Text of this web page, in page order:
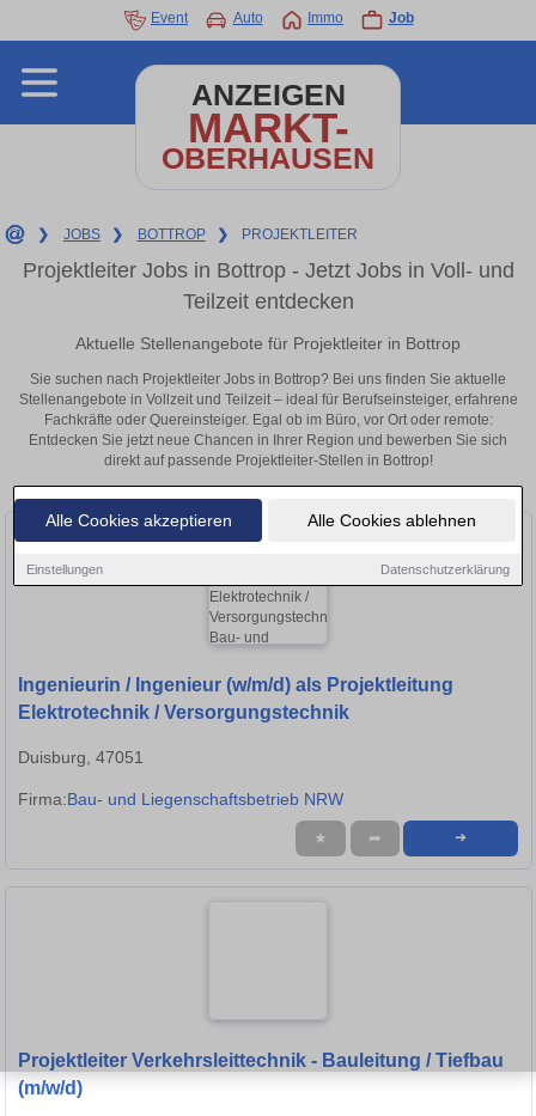
Alle Cookies akzeptieren Alle Cookies ablehnen
Einstellungen Datenschutzerklärung
Event Auto Immo Job
ANZEIGEN
MARKT-
OBERHAUSEN
❯ JOBS ❯ BOTTROP ❯ PROJEKTLEITER
Projektleiter Jobs in Bottrop - Jetzt Jobs in Voll- und
Teilzeit entdecken
Aktuelle Stellenangebote für Projektleiter in Bottrop
Sie suchen nach Projektleiter Jobs in Bottrop? Bei uns finden Sie aktuelle
Stellenangebote in Vollzeit und Teilzeit – ideal für Berufseinsteiger, erfahrene
Fachkräfte oder Quereinsteiger. Egal ob im Büro, vor Ort oder remote:
Entdecken Sie jetzt neue Chancen in Ihrer Region und bewerben Sie sich
direkt auf passende Projektleiter-Stellen in Bottrop!
Ingenieurin / Ingenieur (w/m/d) als Projektleitung
Elektrotechnik / Versorgungstechnik
Duisburg, 47051
Firma:Bau- und Liegenschaftsbetrieb NRW
★ ➦ ➜
Projektleiter Verkehrsleittechnik - Bauleitung / Tiefbau
(m/w/d)